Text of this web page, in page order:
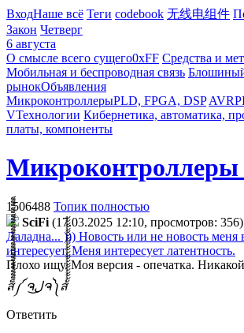
ВходНаше всё Теги codebook 无线电组件
Закон Четверг
6 августа
О смысле всего сущего0xFF Средства и
Мобильная и беспроводная связь
рынокОбъявления
МикроконтроллерыPLD, FPGA, DSP AVR
VТехнологии Кибернетика, автоматика,
платы, компоненты
Микроконтроллеры
1506488 Топик полностью
SciFi (17.03.2025 12:10, просмотров: 356)
Даладна... ))) Новость или не новость меня
интересует. Меня интересует латентность.
Плохо ищу. Моя версия - опечатка.
ส็็็็็็็็็็็็็็็็็็็็็็็็็༼ ຈل͜ຈ༽ส้้้้้้้้้้้้้้้้้้้้้้้
Ответить